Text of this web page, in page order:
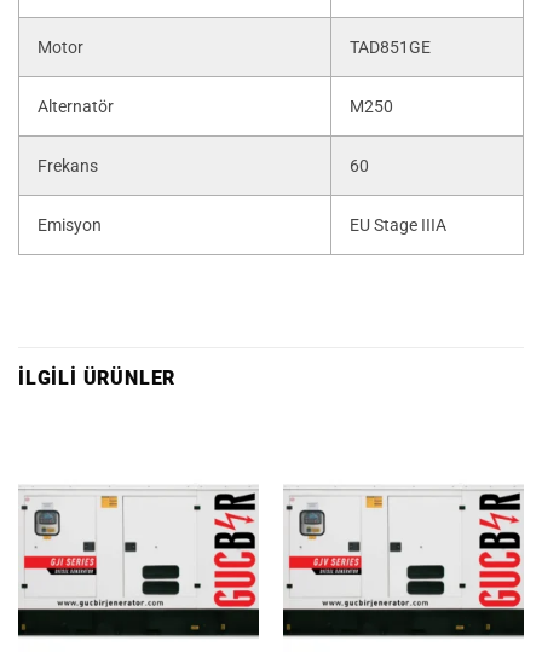
Motor TAD851GE
Alternatör M250
Frekans 60
Emisyon EU Stage IIIA
İLGILI ÜRÜNLER